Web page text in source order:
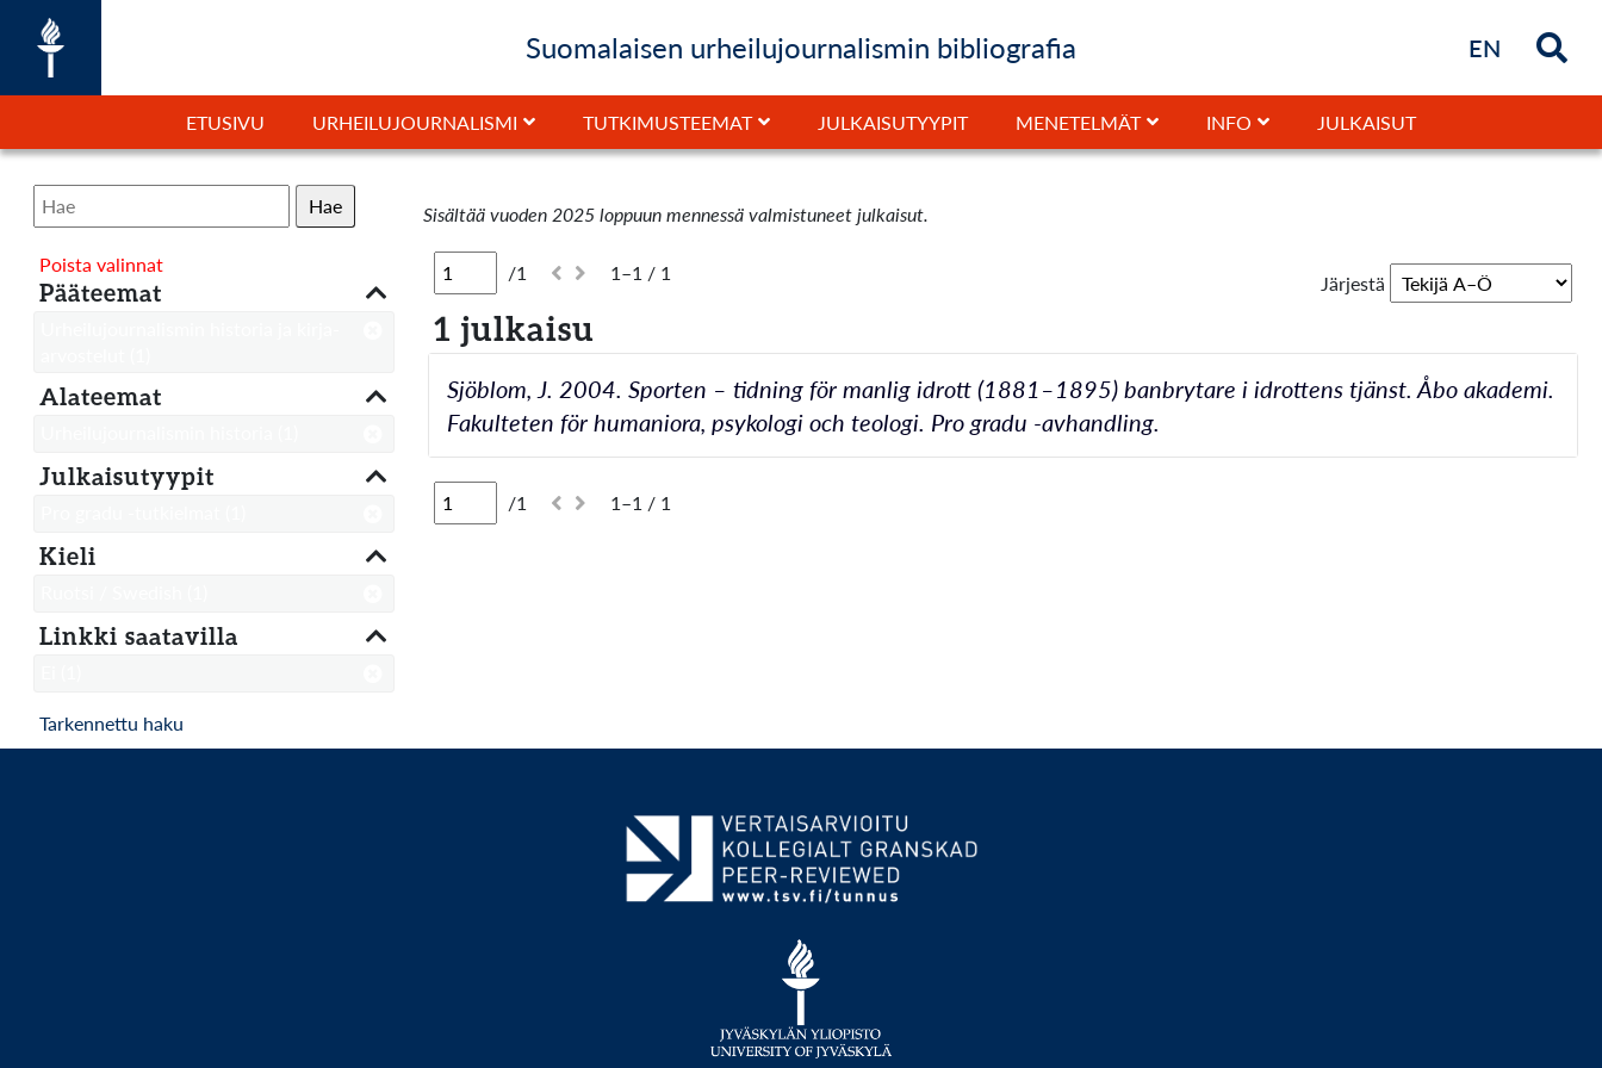
Suomalaisen urheilujournalismin bibliografia EN Briefly
ETUSIVU URHEILUJOURNALISMI TUTKIMUSTEEMAT JULKAISUTYYPIT MENETELMÄT INFO JULKAISUT
Hae Sisältää vuoden 2025 loppuun mennessä valmistuneet julkaisut.
/1 1–1 / 1 Järjestä
1 julkaisu
Sjöblom, J. 2004. Sporten – tidning för manlig idrott (1881–1895) banbrytare i idrottens tjänst. Åbo akademi.
Fakulteten för humaniora, psykologi och teologi. Pro gradu -avhandling.
/1 1–1 / 1
Poista valinnat
Pääteemat
Alateemat
Julkaisutyypit
Kieli
Linkki saatavilla
Tarkennettu haku